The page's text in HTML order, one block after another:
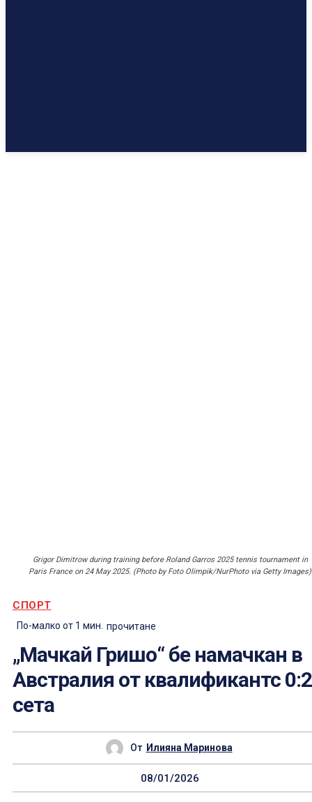
Grigor Dimitrow during training before Roland Garros 2025 tennis tournament in
Paris France on 24 May 2025. (Photo by Foto Olimpik/NurPhoto via Getty Images)
СПОРТ
По-малко от 1 мин. прочитане
„Мачкай Гришо“ бе намачкан в
Австралия от квалификантс 0:2
сета
От Илияна Маринова
08/01/2026